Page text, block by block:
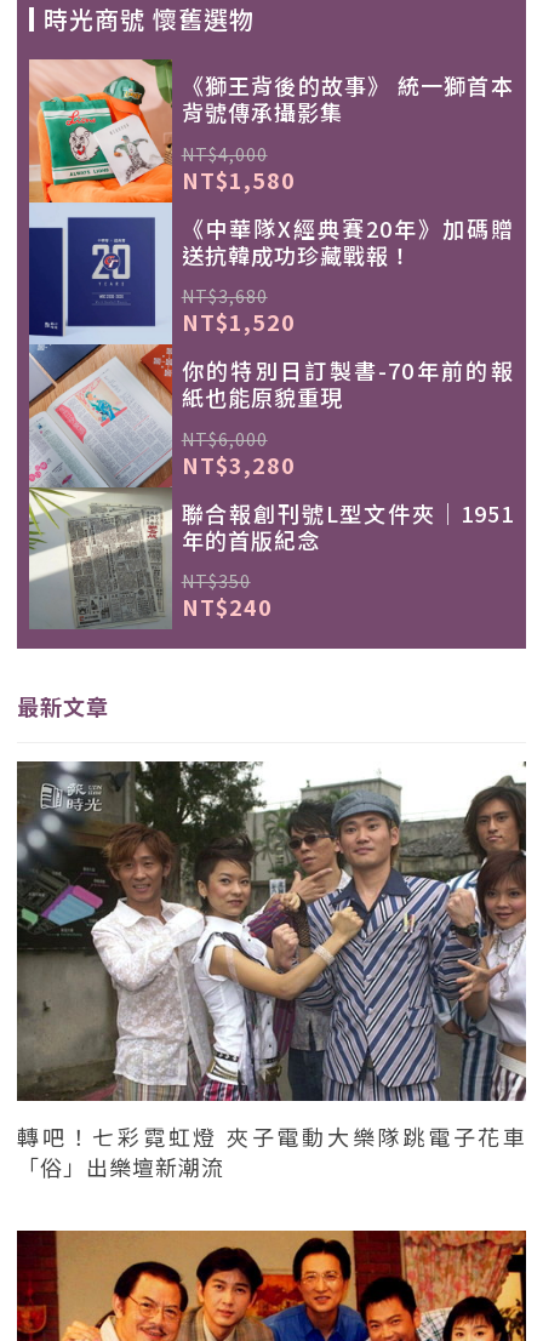
時光商號 懷舊選物
《獅王背後的故事》 統一獅首本
背號傳承攝影集
NT$4,000
NT$1,580
《中華隊X經典賽20年》加碼贈
送抗韓成功珍藏戰報！
NT$3,680
NT$1,520
你的特別日訂製書-70年前的報
紙也能原貌重現
NT$6,000
NT$3,280
聯合報創刊號L型文件夾｜1951
年的首版紀念
NT$350
NT$240
最新文章
轉吧！七彩霓虹燈 夾子電動大樂隊跳電子花車
「俗」出樂壇新潮流